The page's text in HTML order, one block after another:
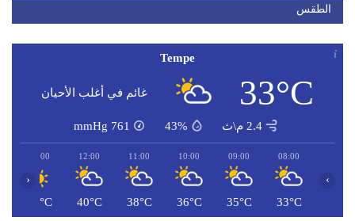
الطقس
Tempe
33°C غائم في أغلب الأحيان
2.4 م\ث 43%
761
mmHg
08:00
33°C
09:00
35°C
10:00
36°C
11:00
38°C
12:00
40°C
13:00
41°C
‹ ›